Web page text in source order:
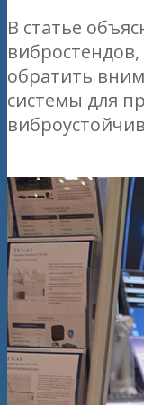
В статье
обратить
системы для